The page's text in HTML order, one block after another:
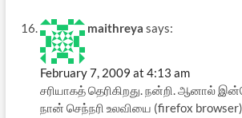
maithreya says:
February 7, 2009 at 4:13 am
சரியாகத் தெரிகிறது. நன்றி. ஆனால்
நான் செந்நரி உலவியை (firefox browser)